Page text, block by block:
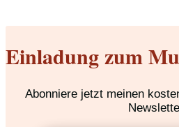
Einladung zum
Abonniere jetzt meinen